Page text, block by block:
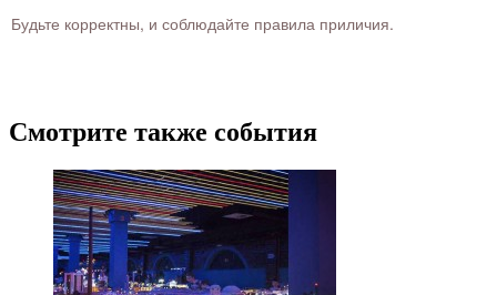
Будьте корректны, и соблюдайте правила приличия.
Смотрите также события